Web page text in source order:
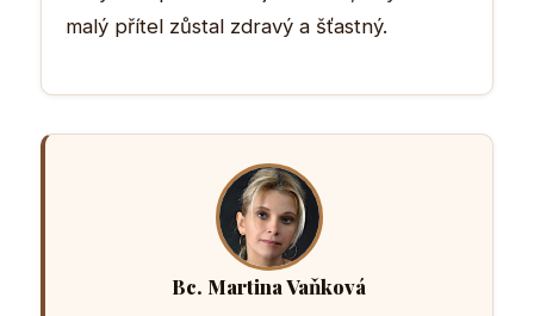
malý přítel zůstal zdravý a šťastný.
Bc. Martina Vaňková